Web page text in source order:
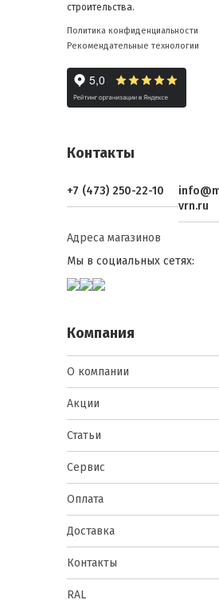
строительства.
Политика конфиденциальности
Рекомендательные технологии
Контакты
+7 (473) 250-22-10
vrn.ru
Адреса магазинов
Мы в социальных сетях:
Компания
О компании
Акции
Статьи
Сервис
Оплата
Доставка
Контакты
RAL